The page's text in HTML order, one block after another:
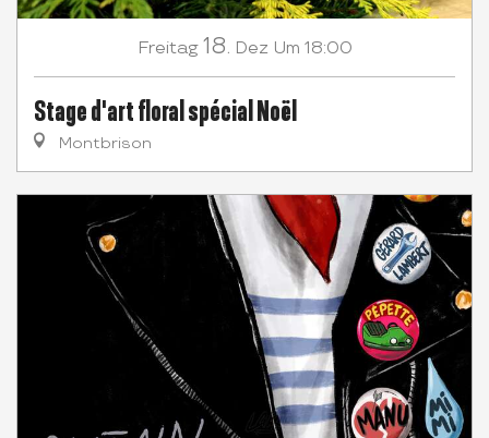
Freitag 18. Dez Um 18:00
Stage d'art floral spécial Noël
Montbrison